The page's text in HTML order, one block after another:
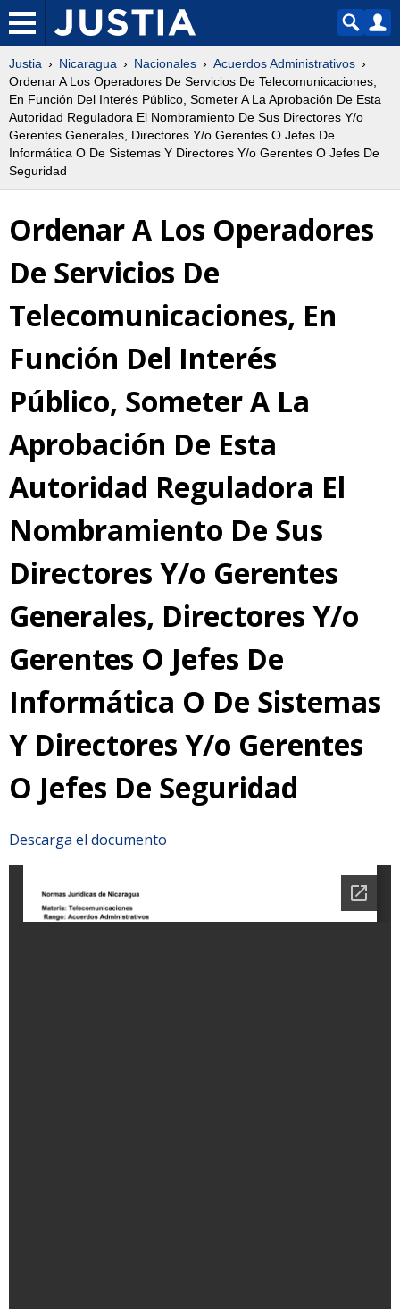
Justia Nicaragua Nacionales
Acuerdos Administrativos
Ordenar A Los Operadores De Servicios De Telecomunicaciones,
En Función Del Interés Público, Someter A La Aprobación De Esta
Autoridad Reguladora El Nombramiento De Sus Directores Y/o
Gerentes Generales, Directores Y/o Gerentes O Jefes De
Informática O De Sistemas Y Directores Y/o Gerentes O Jefes De
Seguridad
Ordenar A Los Operadores
De Servicios De
Telecomunicaciones, En
Función Del Interés
Público, Someter A La
Aprobación De Esta
Autoridad Reguladora El
Nombramiento De Sus
Directores Y/o Gerentes
Generales, Directores Y/o
Gerentes O Jefes De
Informática O De Sistemas
Y Directores Y/o Gerentes
O Jefes De Seguridad
Descarga el documento